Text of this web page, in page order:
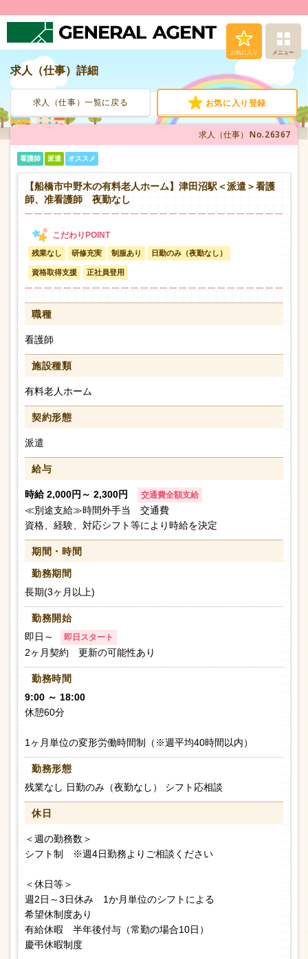
お気に入り メニュー
人材派遣サービス
転職支援サービス
登録から就業まで
お問い合わせ
求人（仕事）詳細
求人（仕事）一覧に戻る お気に入り登録
求人（仕事） No.26367
看護師 派遣 オススメ
【船橋市中野木の有料老人ホーム】津田沼駅＜派遣＞看護
師、准看護師 夜勤なし
残業なし 研修充実 制服あり 日勤のみ（夜勤なし）
資格取得支援 正社員登用
職種
看護師
施設種類
有料老人ホーム
契約形態
派遣
給与
時給 2,000円～ 2,300円 交通費全額支給
≪別途支給≫時間外手当 交通費
資格、経験、対応シフト等により時給を決定
期間・時間
勤務期間
長期(3ヶ月以上)
勤務開始
即日～
即日スタート
2ヶ月契約 更新の可能性あり
勤務時間
9:00 ～ 18:00
休憩60分
1ヶ月単位の変形労働時間制（※週平均40時間以内）
勤務形態
残業なし 日勤のみ（夜勤なし） シフト応相談
休日
＜週の勤務数＞
シフト制 ※週4日勤務よりご相談ください
＜休日等＞
週2日～3日休み 1か月単位のシフトによる
希望休制度あり
有給休暇 半年後付与（常勤の場合10日）
慶弔休暇制度